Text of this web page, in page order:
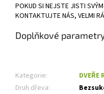
POKUD SI NEJSTE JISTI
KONTAKTUJTE NÁS, VELMI
Doplňkové
Kategorie:
DVEŘE
Druh dřeva: